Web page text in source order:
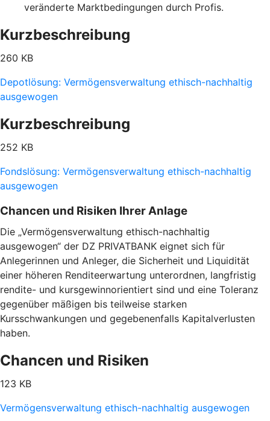
veränderte Marktbedingungen durch Profis.
Kurzbeschreibung
260 KB
Depotlösung: Vermögensverwaltung ethisch-nachhaltig
ausgewogen
Kurzbeschreibung
252 KB
Fondslösung: Vermögensverwaltung ethisch-nachhaltig
ausgewogen
Chancen und Risiken Ihrer Anlage
Die „Vermögensverwaltung ethisch-nachhaltig
ausgewogen“ der DZ PRIVATBANK eignet sich für
Anlegerinnen und Anleger, die Sicherheit und Liquidität
einer höheren Renditeerwartung unterordnen, langfristig
rendite- und kursgewinnorientiert sind und eine Toleranz
gegenüber mäßigen bis teilweise starken
Kursschwankungen und gegebenenfalls Kapitalverlusten
haben.
Chancen und Risiken
123 KB
Vermögensverwaltung ethisch-nachhaltig ausgewogen